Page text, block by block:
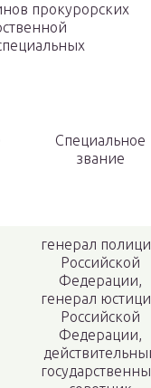
прокурорских
Специальное
звание
генерал
Российской
Федерации,
генерал
Российской
Федерации,